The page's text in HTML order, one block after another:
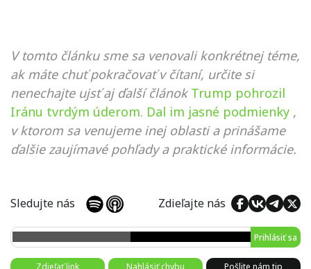
V tomto článku sme sa venovali konkrétnej téme,
ak máte chuť pokračovať v čítaní, určite si
nenechajte ujsť aj ďalší článok Trump pohrozil
Iránu tvrdým úderom. Dal im jasné podmienky ,
v ktorom sa venujeme inej oblasti a prinášame
ďalšie zaujímavé pohľady a praktické informácie.
Sledujte nás Zdieľajte nás
Prihlásiť sa
Zdieľať link Nahlásiť chybu Pošlite nám tip